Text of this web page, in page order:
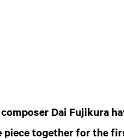
Dai Fujikura
piece together for the